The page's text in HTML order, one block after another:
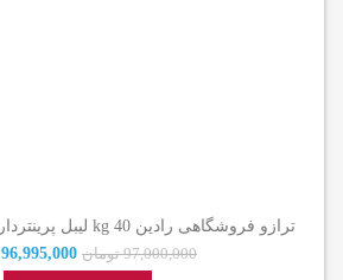
(گارانتی اصالت کالا)97,000,000 تومان 96,995,000